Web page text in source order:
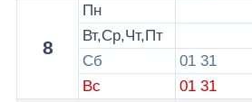
8
Пн
Вт,Ср,Чт,Пт
Сб
01 31
Вс
01 31